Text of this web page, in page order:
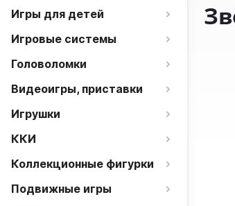
Игры для детей
Игровые системы
Головоломки
Видеоигры, приставки
Игрушки
ККИ
Коллекционные фигурки
Подвижные игры